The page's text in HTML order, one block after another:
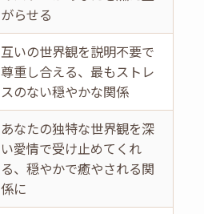
がらせる
互いの世界観を説明不要で
尊重し合える、最もストレ
スのない穏やかな関係
あなたの独特な世界観を深
い愛情で受け止めてくれ
る、穏やかで癒やされる関
係に